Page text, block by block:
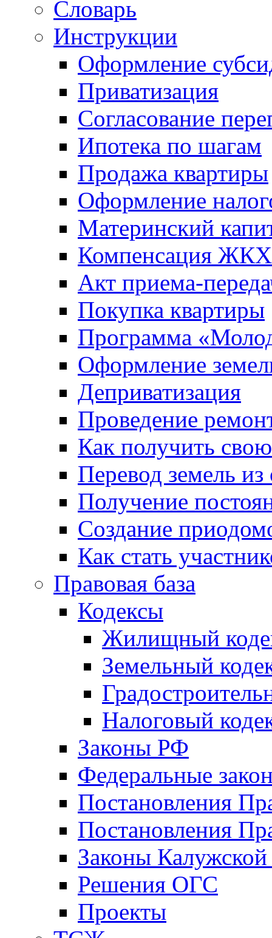
Словарь
Инструкции
Оформление
Приватизация
Согласование
Ипотека по шагам
Продажа квартиры
Оформление
Материнский
Компенсация ЖКХ
Акт приема-
Покупка квартиры
Программа
Оформление
Деприватизация
Проведение
Как получить
Перевод земель
Получение
Создание
Как стать
Правовая база
Кодексы
Жилищный
Земельный
Налоговый
Законы РФ
Федеральные
Постановления
Постановления
Законы Калужской
Решения ОГС
Проекты